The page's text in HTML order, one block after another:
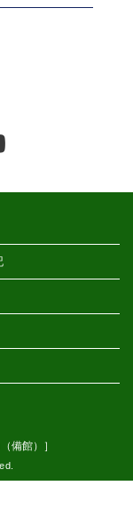
備館）］